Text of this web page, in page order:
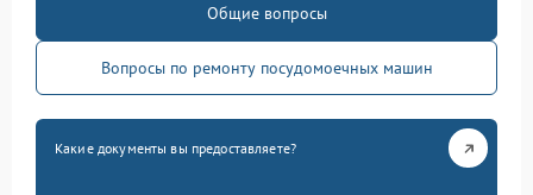
Общие вопросы
Вопросы по ремонту посудомоечных машин
Какие документы вы предоставляете?